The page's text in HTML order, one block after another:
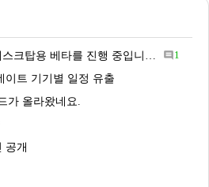
comment 1
이트 기기별 일정 유출
가 올라왔네요.
공개